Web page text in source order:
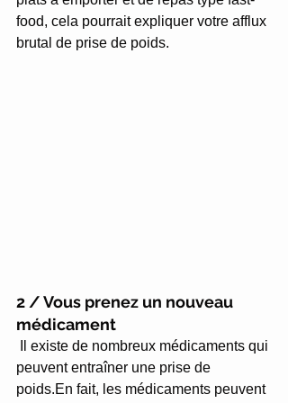
food, cela pourrait expliquer votre afflux
brutal de prise de poids.
2 / Vous prenez un nouveau
médicament
Il existe de nombreux médicaments qui
peuvent entraîner une prise de
poids.En fait, les médicaments peuvent